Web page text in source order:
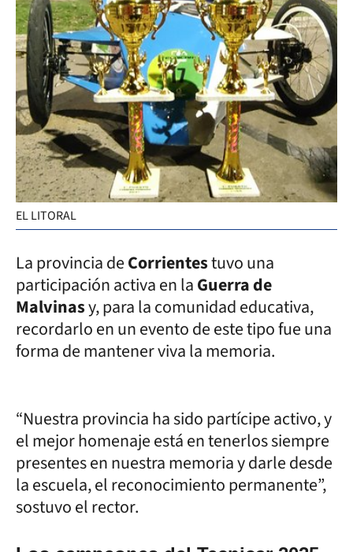
EL LITORAL
La provincia deCorrientestuvo una
participación activa en laGuerra de
Malvinasy, para la comunidad educativa,
recordarlo en un evento de este tipo fue una
forma de mantener viva la memoria.
“Nuestra provincia ha sido partícipe activo, y
el mejor homenaje está en tenerlos siempre
presentes en nuestra memoria y darle desde
la escuela, el reconocimiento permanente”,
sostuvo el rector.